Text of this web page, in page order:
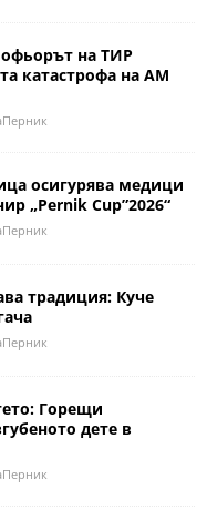
на ТИР
катастрофа на АМ
осигурява медици
„Pernik Cup”2026“
традиция: Куче
Горещи
дете в